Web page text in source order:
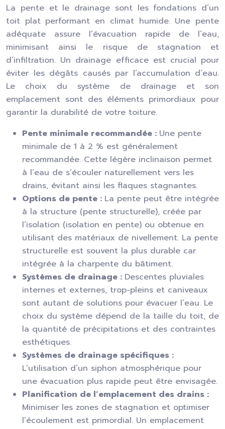
La pente et le drainage sont les fondations d’un
toit plat performant en climat humide. Une pente
adéquate assure l’évacuation rapide de l’eau,
minimisant ainsi le risque de stagnation et
d’infiltration. Un drainage efficace est crucial pour
éviter les dégâts causés par l’accumulation d’eau.
Le choix du système de drainage et son
emplacement sont des éléments primordiaux pour
garantir la durabilité de votre toiture.
Pente minimale recommandée : Une pente
minimale de 1 à 2 % est généralement
recommandée. Cette légère inclinaison permet
à l’eau de s’écouler naturellement vers les
drains, évitant ainsi les flaques stagnantes.
Options de pente : La pente peut être intégrée
à la structure (pente structurelle), créée par
l’isolation (isolation en pente) ou obtenue en
utilisant des matériaux de nivellement. La pente
structurelle est souvent la plus durable car
intégrée à la charpente du bâtiment.
Systèmes de drainage : Descentes pluviales
internes et externes, trop-pleins et caniveaux
sont autant de solutions pour évacuer l’eau. Le
choix du système dépend de la taille du toit, de
la quantité de précipitations et des contraintes
esthétiques.
Systèmes de drainage spécifiques :
L’utilisation d’un siphon atmosphérique pour
une évacuation plus rapide peut être envisagée.
Planification de l’emplacement des drains :
Minimiser les zones de stagnation et optimiser
l’écoulement est primordial. Un emplacement